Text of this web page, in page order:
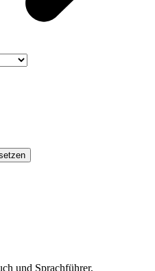
und Sprachführer,